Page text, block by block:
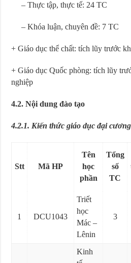
– Thực tập, thực tế: 24 TC
– Khóa luận, chuyên đề: 7 TC
+ Giáo dục thể chất: tích lũy trước
+ Giáo dục Quốc phòng: tích lũy
nghiệp
4.2. Nội dung đào tạo
4.2.1. Kiến thức giáo dục đại cương
Stt Mã HP
Tên
học
phần
Tổng
số
TC
1 DCU1043
Triết
học
Mác –
Lênin
3
Kinh